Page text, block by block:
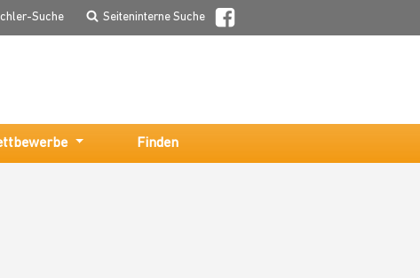
Suche Seiteninterne Suche
Finden